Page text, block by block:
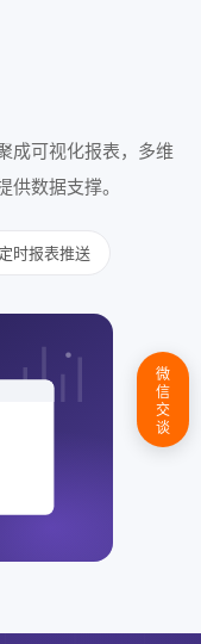
成可视化报表，多维
数据支撑。
定时报表推送
微
信
交
谈